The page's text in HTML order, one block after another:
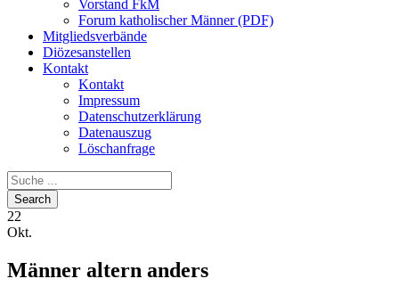
Vorstand FkM
Forum katholischer Männer (PDF)
Mitgliedsverbände
Diözesanstellen
Kontakt
Kontakt
Impressum
Datenschutzerklärung
Datenauszug
Löschanfrage
22
Okt.
Männer altern anders